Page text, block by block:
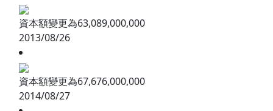
資本額變更為63,089,000,000
2013/08/26
資本額變更為67,676,000,000
2014/08/27